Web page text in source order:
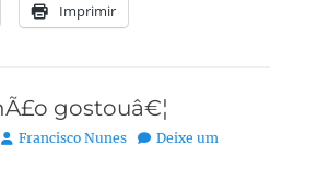
Imprimir
gostouâ€¦
Autor:
Francisco Nunes
Deixe um